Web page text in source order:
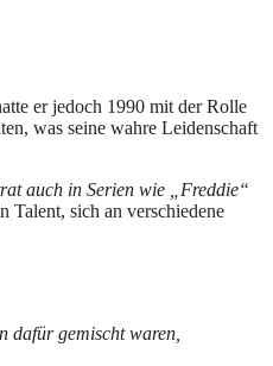
er jedoch 1990 mit der Rolle
was seine wahre Leidenschaft
auch in Serien wie „Freddie“
Talent, sich an verschiedene
gemischt waren,